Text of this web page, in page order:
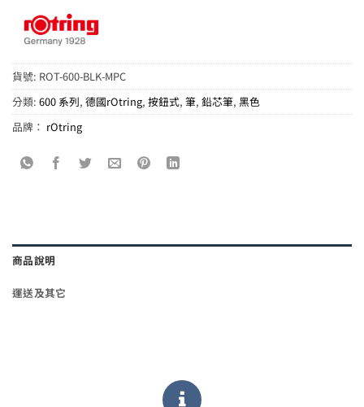
貨號: ROT-600-BLK-MPC
分類: 600 系列, 德國rOtring, 按鈕式, 筆, 鉛芯筆, 黑色
品牌： rOtring
商品說明
運送及其它